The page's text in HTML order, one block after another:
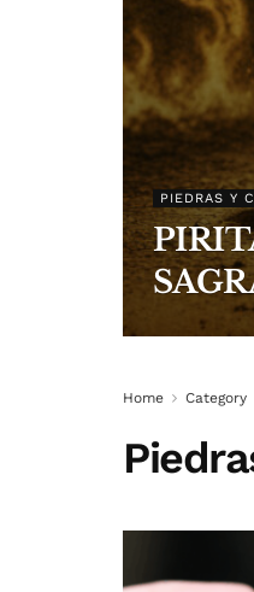
PIEDRAS Y
Home Category